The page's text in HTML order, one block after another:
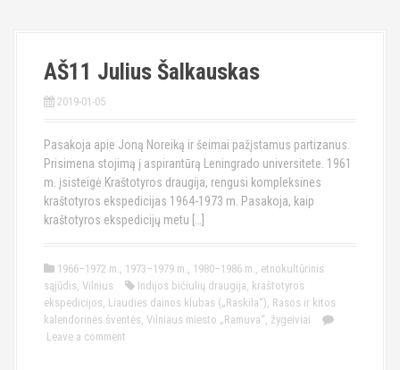
AŠ11 Julius Šalkauskas
2019-01-05
Pasakoja apie Joną Noreiką ir šeimai pažįstamus partizanus.
Prisimena stojimą į aspirantūrą Leningrado universitete. 1961
m. įsisteigė Kraštotyros draugija, rengusi kompleksines
kraštotyros ekspedicijas 1964-1973 m. Pasakoja, kaip
kraštotyros ekspedicijų metu […]
1966–1972 m., 1973–1979 m., 1980–1986 m., etnokultūrinis
sąjūdis, Vilnius Indijos bičiulių draugija, kraštotyros
ekspedicijos, Liaudies dainos klubas („Raskila“), Rasos ir kitos
kalendorinės šventės, Vilniaus miesto „Ramuva“, žygeiviai
Leave a comment